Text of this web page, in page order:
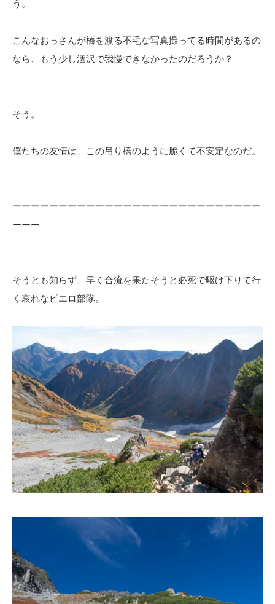
う。
こんなおっさんが橋を渡る不毛な写真撮ってる時間があるの
なら、もう少し涸沢で我慢できなかったのだろうか？
そう。
僕たちの友情は、この吊り橋のように脆くて不安定なのだ。
ーーーーーーーーーーーーーーーーーーーーーーーーーーー
ーーー
そうとも知らず、早く合流を果たそうと必死で駆け下りて行
く哀れなピエロ部隊。